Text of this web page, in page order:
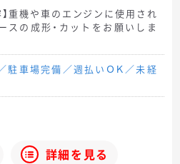
】重機や車のエンジンに使用され
スの成形・カットをお願いしま
駐車場完備／週払いＯＫ／未経
詳細を見る